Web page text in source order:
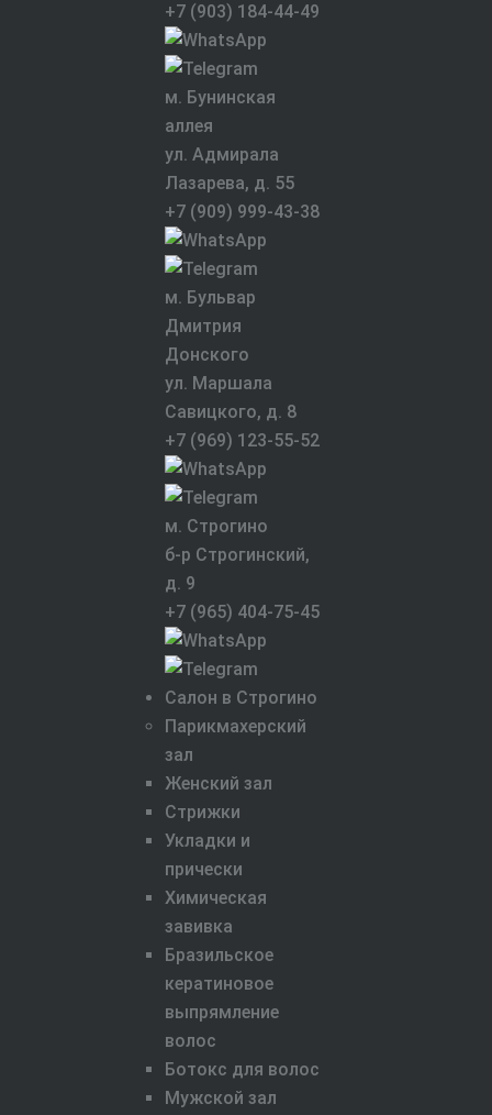
+7 (903) 184-44-49
м. Бунинская
аллея
ул. Адмирала
Лазарева, д. 55
+7 (909) 999-43-38
м. Бульвар
Дмитрия
Донского
ул. Маршала
Савицкого, д. 8
+7 (969) 123-55-52
м. Строгино
б-р Строгинский,
д. 9
+7 (965) 404-75-45
Салон в Строгино
Парикмахерский
зал
Женский зал
Стрижки
Укладки и
прически
Химическая
завивка
Бразильское
кератиновое
выпрямление
волос
Ботокс для волос
Мужской зал